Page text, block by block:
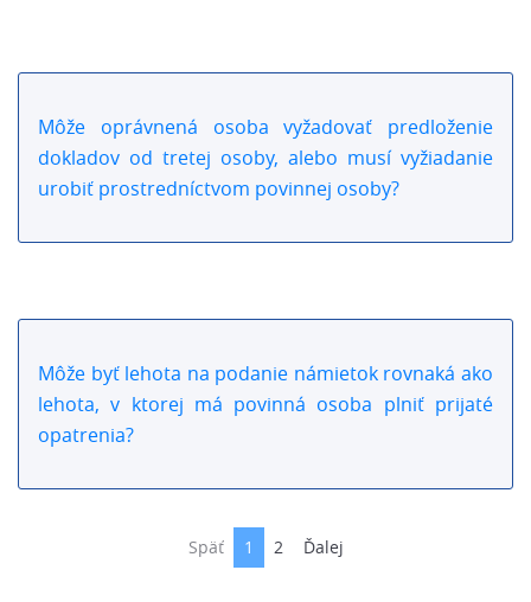
Môže oprávnená osoba vyžadovať predloženie
dokladov od tretej osoby, alebo musí vyžiadanie
urobiť prostredníctvom povinnej osoby?
Môže byť lehota na podanie námietok rovnaká ako
lehota, v ktorej má povinná osoba plniť prijaté
opatrenia?
Späť 1 2 Ďalej